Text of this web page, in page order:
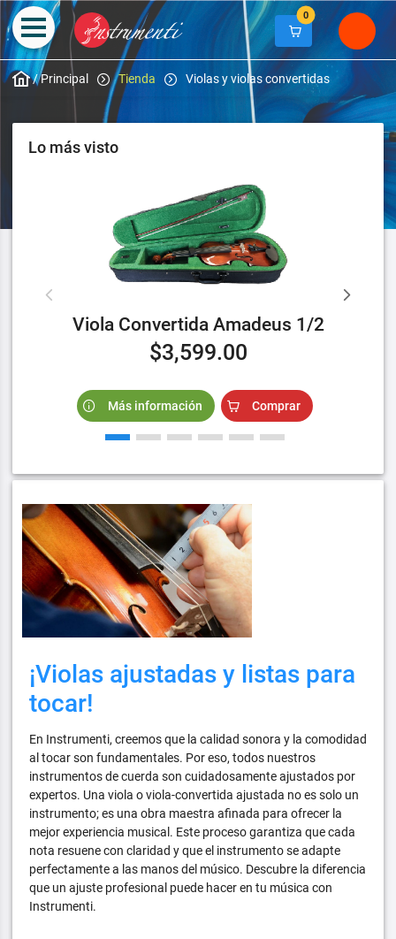
0
/Principal Tienda Violas y violas convertidas
Lo más visto
Viola Convertida Amadeus 1/2
$3,599.00
Más información Comprar
¡Violas ajustadas y listas para
tocar!
En Instrumenti, creemos que la calidad sonora y la comodidad
al tocar son fundamentales. Por eso, todos nuestros
instrumentos de cuerda son cuidadosamente ajustados por
expertos. Una viola o viola-convertida ajustada no es solo un
instrumento; es una obra maestra afinada para ofrecer la
mejor experiencia musical. Este proceso garantiza que cada
nota resuene con claridad y que el instrumento se adapte
perfectamente a las manos del músico. Descubre la diferencia
que un ajuste profesional puede hacer en tu música con
Instrumenti.